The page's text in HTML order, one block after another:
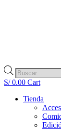
Búsqueda
de
productos
S/0.00 Cart
Tienda